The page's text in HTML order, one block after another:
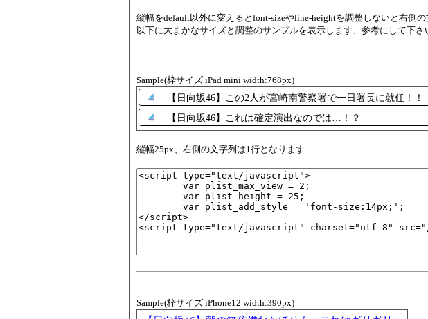
縦幅をdefault以外に変えるとfont-sizeやline-heightを調整しないと右側
以下に大まかなサイズと調整のサンプルを表示します、参考にして下さ
Sample(枠サイズ iPad mini width:768px)
【日向坂46】この2人が宮崎南警察署で一日署長に就任！！
【日向坂46】これは確定演出なのでは…！？
縦幅25px、右側の文字列は1行となります
Sample(枠サイズ iPhone12 width:390px)